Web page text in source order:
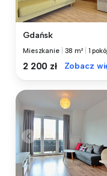
Gdańsk
Mieszkanie 38 m² 1 pokój
2 200 zł Zobacz